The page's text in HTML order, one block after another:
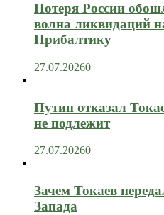
Потеря России
волна ликвидаций
Прибалтику
27.07.20260
Путин отказал
не подлежит
27.07.20260
Зачем Токаев
Запада